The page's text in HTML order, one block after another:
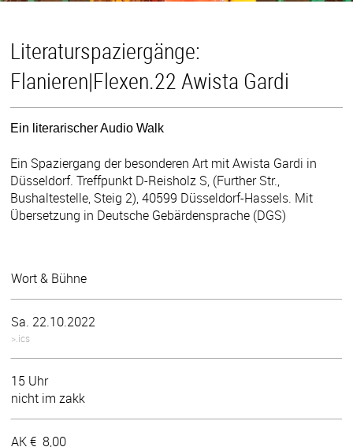
Literaturspaziergänge:
Flanieren|Flexen.22 Awista Gardi
Ein literarischer Audio Walk
Ein Spaziergang der besonderen Art mit Awista Gardi in
Düsseldorf. Treffpunkt D-Reisholz S, (Further Str.,
Bushaltestelle, Steig 2), 40599 Düsseldorf-Hassels. Mit
Übersetzung in Deutsche Gebärdensprache (DGS)
Wort & Bühne
Sa. 22.10.2022
>.ics
15 Uhr
nicht im zakk
AK € 8,00